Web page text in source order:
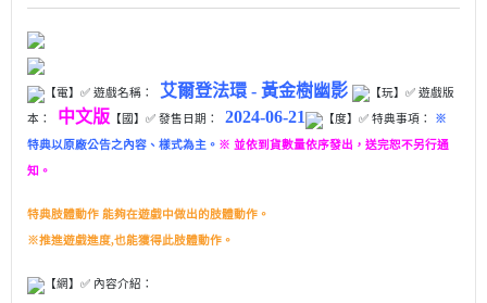
【電】✅ 遊戲名稱： 艾爾登法環 - 黃金樹幽影 【玩】 ✅ 遊戲版
本： 中文版 【國】✅ 發售日期： 2024-06-21 【度】✅ 特典事項： ※
特典以原廠公告之內容、樣式為主。 ※ 並依到貨數量依序發出，送完恕不另行通
知。
特典肢體動作 能夠在遊戲中做出的肢體動作。
※推進遊戲進度,也能獲得此肢體動作。
【網】✅ 內容介紹：